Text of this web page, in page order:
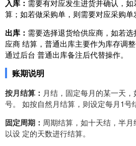
入库： 需要有对应发生进货并确认，
算；如若做采购单，则需要对应采购单
出库： 需要选择退货给供应商，如若
应商 结算，普通出库主要作为库存调
通过后台 普通出库备注后代替操作。
账期说明
按月结算： 月结，固定每月的某一天
号。 如按自然月结算，则设定每月1号
固定周期： 周期结算，如十天结，半
以设 定的天数进行结算。